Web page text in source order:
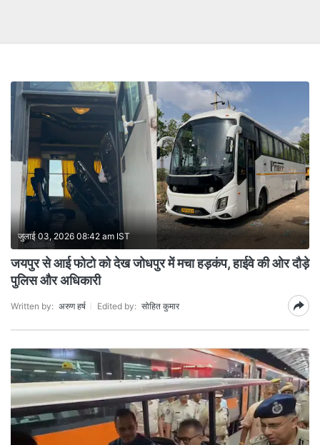
जुलाई 03, 2026 08:42 am IST
जयपुर से आई फोटो को देख जोधपुर में मचा हड़कंप, हाईवे की ओर दौड़े
पुलिस और अधिकारी
Written by: अरुण हर्ष Edited by: सोहित कुमार